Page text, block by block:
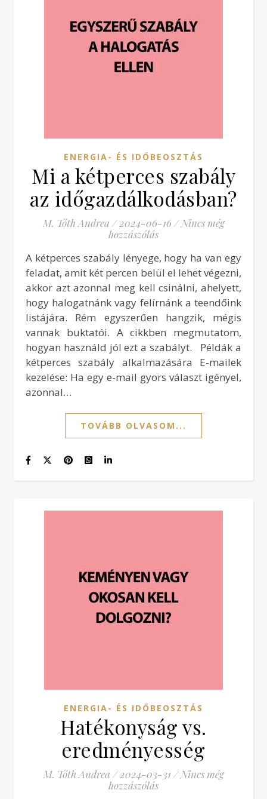
ENERGIA- ÉS IDŐBEOSZTÁS
Mi a kétperces szabály
az időgazdálkodásban?
M. Tóth Andrea / 2024-06-16 / Nincs még
hozzászólás
A kétperces szabály lényege, hogy ha van egy
feladat, amit két percen belül el lehet végezni,
akkor azt azonnal meg kell csinálni, ahelyett,
hogy halogatnánk vagy felírnánk a teendőink
listájára. Rém egyszerűen hangzik, mégis
vannak buktatói. A cikkben megmutatom,
hogyan használd jól ezt a szabályt. Példák a
kétperces szabály alkalmazására E-mailek
kezelése: Ha egy e-mail gyors választ igényel,
azonnal…
TOVÁBB OLVASOM...
ENERGIA- ÉS IDŐBEOSZTÁS
Hatékonyság vs.
eredményesség
M. Tóth Andrea / 2024-03-31 / Nincs még
hozzászólás